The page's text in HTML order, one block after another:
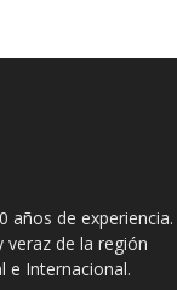
años de experiencia.
de la región
e Internacional.